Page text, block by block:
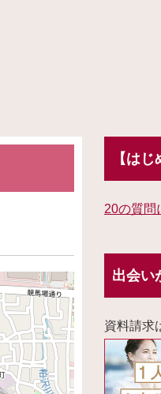
【は
20の質問
出会い
資料請求